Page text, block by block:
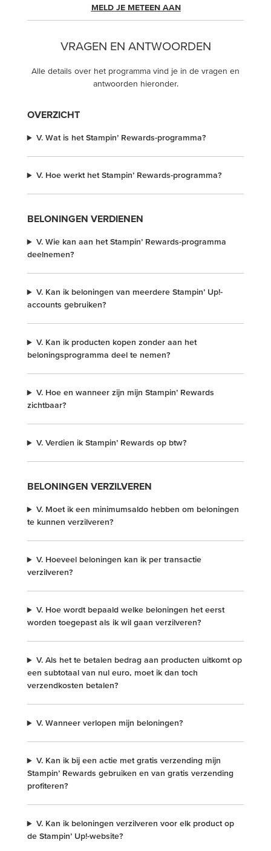
MELD JE METEEN AAN
VRAGEN EN ANTWOORDEN
Alle details over het programma vind je in de vragen en
antwoorden hieronder.
OVERZICHT
V. Wat is het Stampin’ Rewards-programma?
V. Hoe werkt het Stampin’ Rewards-programma?
BELONINGEN VERDIENEN
V. Wie kan aan het Stampin’ Rewards-programma
deelnemen?
V. Kan ik beloningen van meerdere Stampin’ Up!-
accounts gebruiken?
V. Kan ik producten kopen zonder aan het
beloningsprogramma deel te nemen?
V. Hoe en wanneer zijn mijn Stampin’ Rewards
zichtbaar?
V. Verdien ik Stampin’ Rewards op btw?
BELONINGEN VERZILVEREN
V. Moet ik een minimumsaldo hebben om beloningen
te kunnen verzilveren?
V. Hoeveel beloningen kan ik per transactie
verzilveren?
V. Hoe wordt bepaald welke beloningen het eerst
worden toegepast als ik wil gaan verzilveren?
V. Als het te betalen bedrag aan producten uitkomt op
een subtotaal van nul euro, moet ik dan toch
verzendkosten betalen?
V. Wanneer verlopen mijn beloningen?
V. Kan ik bij een actie met gratis verzending mijn
Stampin’ Rewards gebruiken en van gratis verzending
profiteren?
V. Kan ik beloningen verzilveren voor elk product op
de Stampin’ Up!-website?